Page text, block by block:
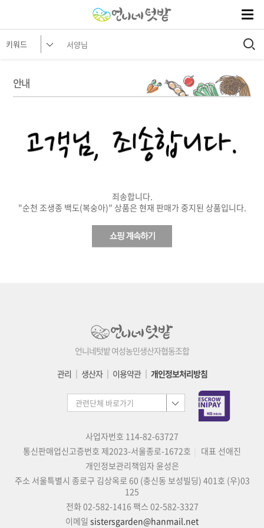
안내
죄송합니다.
"순천 조생종 백도(복숭아)" 상품은 현재 판매가 중지된 상품입니다.
언니네텃밭 여성농민생산자협동조합
관리 │ 생산자│ 이용약관│ 개인정보처리방침
사업자번호 114-82-63727
통신판매업신고증번호 제2023-서울종로-1672호
대표 선애진
개인정보관리책임자 윤성은
주소 서울특별시 종로구 김상옥로 60 (충신동 보성빌딩) 401호 (우)03
125
전화 02-582-1416 팩스 02-582-3327
이메일 sistersgarden@hanmail.net